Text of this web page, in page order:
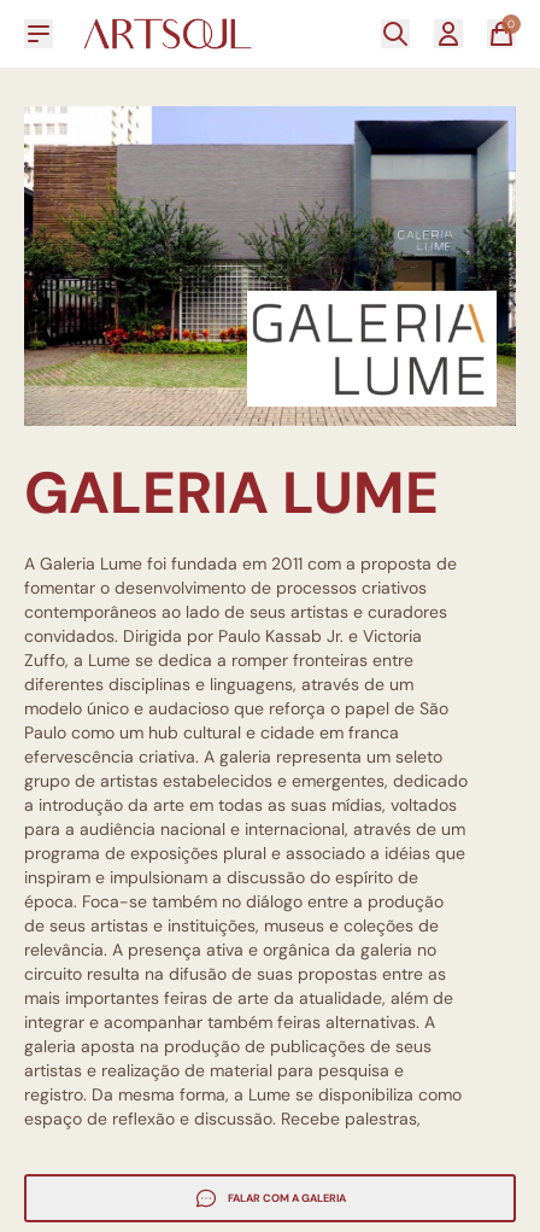
0
GALERIA LUME
A Galeria Lume foi fundada em 2011 com a proposta de
fomentar o desenvolvimento de processos criativos
contemporâneos ao lado de seus artistas e curadores
convidados. Dirigida por Paulo Kassab Jr. e Victoria
Zuffo, a Lume se dedica a romper fronteiras entre
diferentes disciplinas e linguagens, através de um
modelo único e audacioso que reforça o papel de São
Paulo como um hub cultural e cidade em franca
efervescência criativa. A galeria representa um seleto
grupo de artistas estabelecidos e emergentes, dedicado
a introdução da arte em todas as suas mídias, voltados
para a audiência nacional e internacional, através de um
programa de exposições plural e associado a idéias que
inspiram e impulsionam a discussão do espírito de
época. Foca-se também no diálogo entre a produção
de seus artistas e instituições, museus e coleções de
relevância. A presença ativa e orgânica da galeria no
circuito resulta na difusão de suas propostas entre as
mais importantes feiras de arte da atualidade, além de
integrar e acompanhar também feiras alternativas. A
galeria aposta na produção de publicações de seus
artistas e realização de material para pesquisa e
registro. Da mesma forma, a Lume se disponibiliza como
espaço de reflexão e discussão. Recebe palestras,
FALAR COM A GALERIA